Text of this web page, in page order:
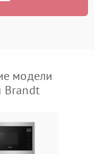
модели
Brandt